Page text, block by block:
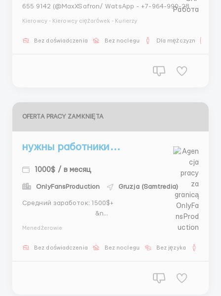
655 9142 (@MaxXSafron/ WatsApp - +7-964-990-28-
магазинов косметики, детские товары, документы и
Kierowcy - Kierowcy ciężarówek - Kurierzy
Bez doświadczenia Bez noclegu Dla mężczyzn
OFERTA PRACY ZAMKNIĘTA
нужны работники...
1000$ / в месяц
OnlyFansProduction Gruzja (Samtredia)
Средний заработок: 1500$+
&n...
Menedżerowie
Bez doświadczenia Bez noclegu Bez języka